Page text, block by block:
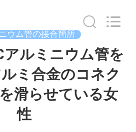
ウム管の接合箇所
アルミニウム管を
ミ合金のコネク
滑らせている女
性